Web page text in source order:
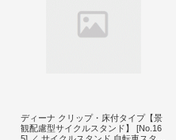
ディーナ クリップ・床付タイプ【景
観配慮型サイクルスタンド】 [No.16
5] ／ サイクルスタンド 自転車スタン